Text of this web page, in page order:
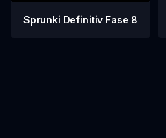
Sprunki Definitiv Fase 8